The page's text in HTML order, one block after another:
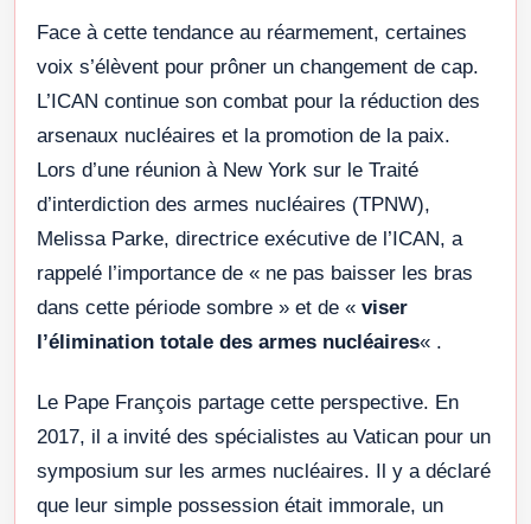
Face à cette tendance au réarmement, certaines
voix s’élèvent pour prôner un changement de cap.
L’ICAN continue son combat pour la réduction des
arsenaux nucléaires et la promotion de la paix.
Lors d’une réunion à New York sur le Traité
d’interdiction des armes nucléaires (TPNW),
Melissa Parke, directrice exécutive de l’ICAN, a
rappelé l’importance de « ne pas baisser les bras
dans cette période sombre » et de « viser
l’élimination totale des armes nucléaires« .
Le Pape François partage cette perspective. En
2017, il a invité des spécialistes au Vatican pour un
symposium sur les armes nucléaires. Il y a déclaré
que leur simple possession était immorale, un